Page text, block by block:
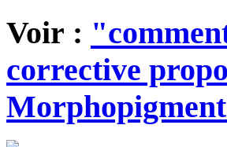
Voir :
corrective